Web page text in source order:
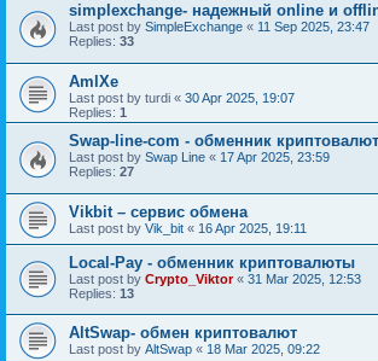
simplexchange- надежный online и
Last post by SimpleExchange « 11 Sep 2025, 23:47
Replies: 33
AmlXe
Last post by turdi « 30 Apr 2025, 19:07
Replies: 1
Swap-line-com - обменник криптовалют
Last post by Swap Line « 17 Apr 2025, 23:59
Replies: 27
Vikbit – сервис обмена
Last post by Vik_bit « 16 Apr 2025, 19:11
Local-Pay - обменник криптовалюты
Last post by Crypto_Viktor« 31 Mar 2025, 12:53
Replies: 13
AltSwap- обмен криптовалют
Last post by AltSwap « 18 Mar 2025, 09:22